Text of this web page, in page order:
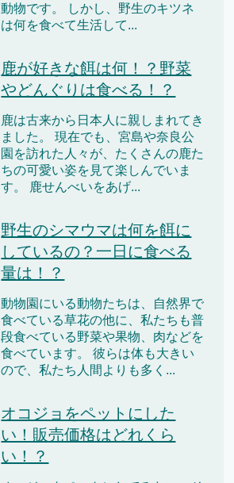
動物です。 しかし、野生のキツネ
は何を食べて生活して...
鹿が好きな餌は何！？野菜
やどんぐりは食べる！？
鹿は古来から日本人に親しまれてき
ました。 現在でも、宮島や奈良公
園を訪れた人々が、たくさんの鹿た
ちの可愛い姿を見て楽しんでいま
す。 鹿せんべいをあげ...
野生のシマウマは何を餌に
しているの？一日に食べる
量は！？
動物園にいる動物たちは、自然界で
食べている草花の他に、私たちも普
段食べている野菜や果物、肉などを
食べています。 彼らは体も大きい
ので、私たち人間よりも多く...
オコジョをペットにした
い！販売価格はどれくら
い！？